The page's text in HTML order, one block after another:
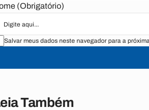
(Obrigatório)
Salvar meus dados neste navegador para a
Também